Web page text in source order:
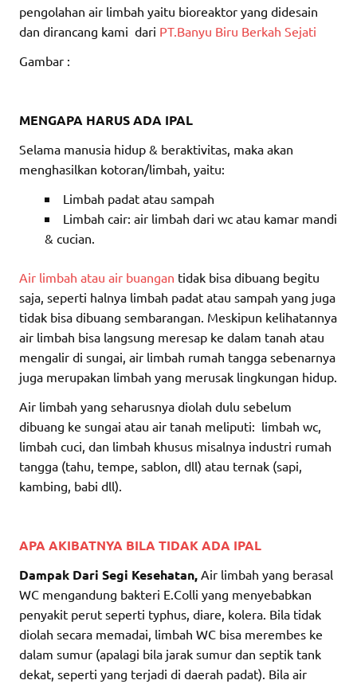
pengolahan air limbah yaitu bioreaktor yang didesain
dan dirancang kami dari PT.Banyu Biru Berkah Sejati
Gambar :
MENGAPA HARUS ADA IPAL
Selama manusia hidup & beraktivitas, maka akan
menghasilkan kotoran/limbah, yaitu:
Limbah padat atau sampah
Limbah cair: air limbah dari wc atau kamar mandi
& cucian.
Air limbah atau air buangan tidak bisa dibuang begitu
saja, seperti halnya limbah padat atau sampah yang juga
tidak bisa dibuang sembarangan. Meskipun kelihatannya
air limbah bisa langsung meresap ke dalam tanah atau
mengalir di sungai, air limbah rumah tangga sebenarnya
juga merupakan limbah yang merusak lingkungan hidup.
Air limbah yang seharusnya diolah dulu sebelum
dibuang ke sungai atau air tanah meliputi: limbah wc,
limbah cuci, dan limbah khusus misalnya industri rumah
tangga (tahu, tempe, sablon, dll) atau ternak (sapi,
kambing, babi dll).
APA AKIBATNYA BILA TIDAK ADA IPAL
Dampak Dari Segi Kesehatan, Air limbah yang berasal
WC mengandung bakteri E.Colli yang menyebabkan
penyakit perut seperti typhus, diare, kolera. Bila tidak
diolah secara memadai, limbah WC bisa merembes ke
dalam sumur (apalagi bila jarak sumur dan septik tank
dekat, seperti yang terjadi di daerah padat). Bila air